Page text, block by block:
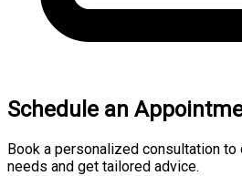
Schedule an
Book a personalized consultation
needs and get tailored advice.